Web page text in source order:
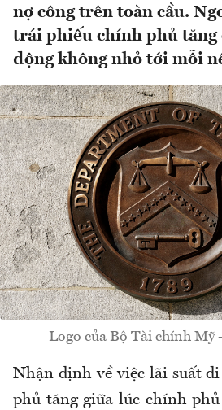
nợ công trên toàn cầu.
trái phiếu chính phủ tăng
động không nhỏ tới mỗi
Logo của Bộ Tài chính Mỹ
Nhận định về việc lãi suất
phủ tăng giữa lúc chính